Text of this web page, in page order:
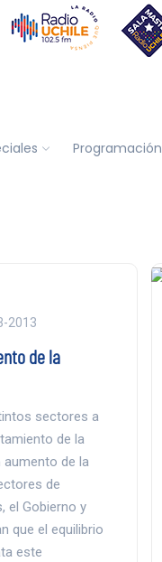
Programación
2013
de la
sectores a
de la
aumento de la
de
el Gobierno y
que el equilibrio
este